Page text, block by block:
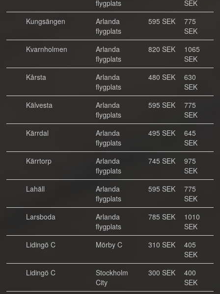
flygplats
SEK
Kungsängen
Arlanda
flygplats
595 SEK
775
SEK
Kvarnholmen
Arlanda
flygplats
820 SEK
1065
SEK
Kårsta
Arlanda
flygplats
480 SEK
630
SEK
Kälvesta
Arlanda
flygplats
595 SEK
775
SEK
Kärrdal
Arlanda
flygplats
495 SEK
645
SEK
Kärrtorp
Arlanda
flygplats
745 SEK
975
SEK
Lahäll
Arlanda
flygplats
595 SEK
775
SEK
Larsboda
Arlanda
flygplats
785 SEK
1010
SEK
Lidingö C
Mörby C 310 SEK
405
SEK
Lidingö C
Stockholm
City
300 SEK
400
SEK